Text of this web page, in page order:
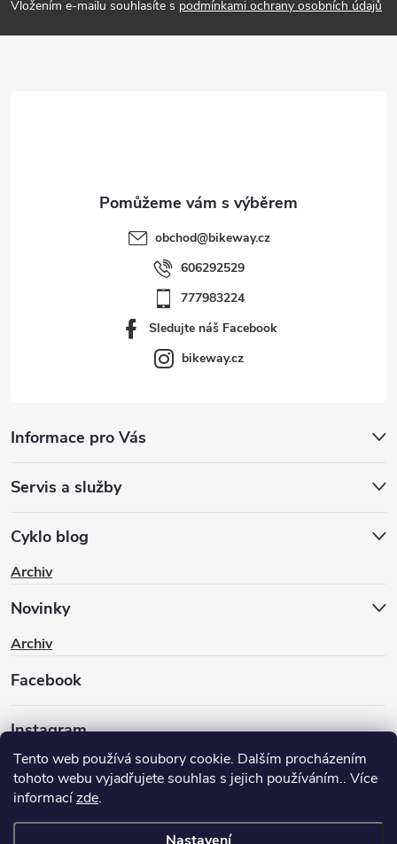
Tento web používá soubory cookie. Dalším procházením
tohoto webu vyjadřujete souhlas s jejich používáním.. Více
informacízde.
Vložením e-mailu souhlasíte s podmínkami ochrany osobních údajů
obchod@bikeway.cz
606292529
777983224
Sledujte náš Facebook
bikeway.cz
Informace pro Vás
Servis a služby
Cyklo blog
Archiv
Novinky
Archiv
Facebook
Instagram